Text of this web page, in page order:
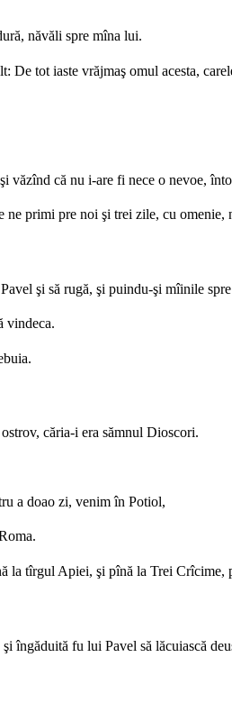
năvăli spre mîna lui.
tot iaste vrăjmaş omul acesta,
văzînd că nu i-are fi nece o nevoe,
ne primi pre noi şi trei zile, cu omenie,
şi să rugă, şi puindu-şi mîinile
vindeca.
căria-i era sămnul Dioscori.
a doao zi, venim în Potiol,
la tîrgul Apiei, şi pînă la Trei
îngăduită fu lui Pavel să lăcuiască